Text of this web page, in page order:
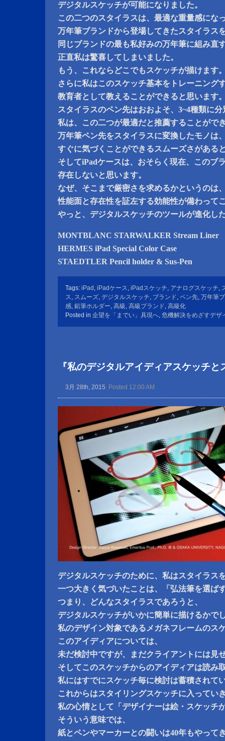
デジタルスケッチが可能になりました。
この二つのスタイラスは、最適な重量感にな
万年筆ブランドから登場してきたスタイラス
同じブランドの最も私好みの万年筆に組み直
正直私は驚喜してしまいました。
もう、これならどこでもスケッチが描けます
さらに私はこのスケッチ基本をトレーニング
教育者として教えることができると思います
スタイラスのペン先はおおよそ、3~4種類に
私は、この二つが最適だと推薦することがで
万年筆ペン先をスタイラスに変換したモノは
すぐに気づくことができるスムーズさがある
そしてiPadケースは、おそらく現在、このブ
存在しないと思います。
なぜ、そこまで厳密さを求めるかというのは
性能面と存在性を証左する効能性が備わって
やっと、デジタルスケッチのツールが進化し
MONTBLANC STARWALKER Stream Liner
HERMES iPad Special Color Case
STAEDTLER Pencil holder & Sus-Pen
Tags: iPad , iPadケース, iPadスケッチ, アナログスケッチ,
ス, スムーズ, デジタルスケッチ, ブランド, ペン先, 万年筆
感, 鉛筆ホルダー, 高級, 高級ブランド, 高級化
Posted in 企望を「までい」具現へ, 危機解決をめざすデザ
『私のデジタルアイディアスケッチと
3月 28th, 2015 Posted 12:00 AM
デジタルスケッチのために、私はスタイラス
一つ大きく気づいたことは、「弘法筆を選ば
つまり、どんなスタイラスであろうと、
デジタルスケッチがいかに簡単に描けるかで
私のデザイン対象であるメガネフレームのス
このアイディアについては、
未だ検討中ですが、まだクライアントには見
そしてこのスケッチからのアイディアは読み
私にはすでにスケッチ毎に検討は蓄積されて
これからはスタイリングスケッチに入ってい
私の心情として「デザイナーは絵・スケッチ
そういう意味では、
紙とペンやマーカーとの闘いは40年もやって